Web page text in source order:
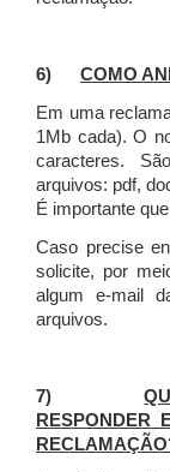
6) COMO
Em uma
1Mb cada). O
caracteres.
arquivos: pdf,
É importante
Caso precise
solicite, por
algum e-mail
arquivos.
7)
RESPONDER